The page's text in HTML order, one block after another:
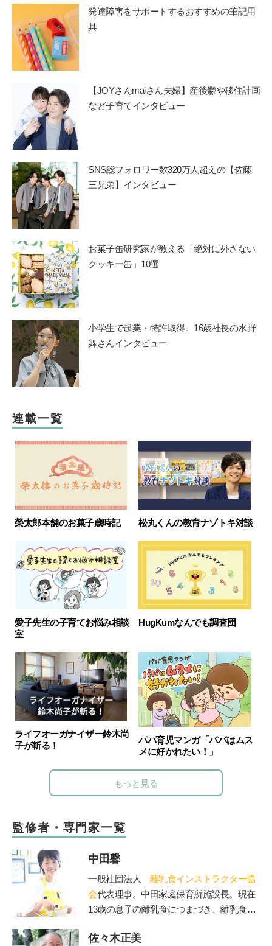
発達障害をサポートするおすすめの筆記用
具
【JOYさんmaiさん夫婦】産後鬱や移住計画
など子育てインタビュー
SNS総フォロワー数320万人超えの【佐藤
三兄弟】インタビュー
お菓子缶研究家が教える「絶対に外さない
クッキー缶」10選
小学生で起業・特許取得。16歳社長の水野
舞さんインタビュー
連載一覧
榮太郎本舗のお菓子歳時記 松丸くんの教育ナゾトキ対談
愛子先生の子育てお悩み相談
室
HugKumなんでも調査団
ライフオーガナイザー鈴木尚
子が斬る！
パパ育児マンガ「パパはムス
メに好かれたい！」
もっと見る
監修者・専門家一覧
中田馨
一般社団法人 離乳食インストラクター協
会代表理事。中田家庭保育所施設長。現在
13歳の息子の離乳食につまづき、離乳食を
標」をモットーに、20年の保育士としての
佐々木正美